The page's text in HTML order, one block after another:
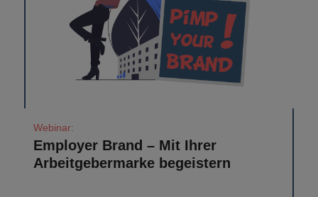
Employer Brand – Mit Ihrer
Arbeitgebermarke begeistern